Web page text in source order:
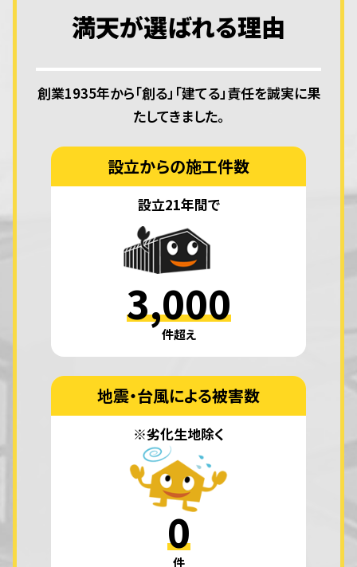
満天が選ばれる理由
創業1935年から「創る」「建てる」責任を誠実に果
たしてきました。
設立からの施工件数
設立21年間で
3,000
件超え
地震・台風による被害数
※劣化生地除く
0
件